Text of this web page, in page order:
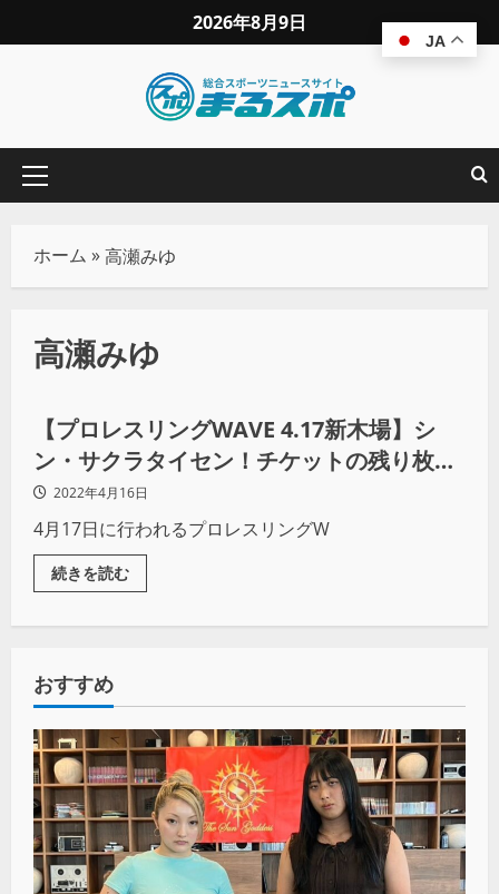
2026年8月9日
ホーム »高瀬みゆ
高瀬みゆ
プロレス
【プロレスリングWAVE 4.17新木場】シ
ン・サクラタイセン！チケットの残り枚数
は？2022年4月16日
4月17日に行われるプロレスリングW
続きを読む
おすすめ
JA